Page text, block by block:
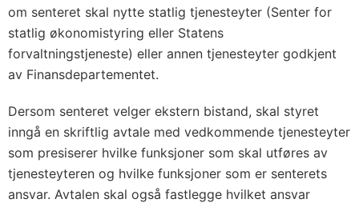
om senteret skal nytte statlig tjenesteyter (Senter for
statlig økonomistyring eller Statens
forvaltningstjeneste) eller annen tjenesteyter godkjent
av Finansdepartementet.
Dersom senteret velger ekstern bistand, skal styret
inngå en skriftlig avtale med vedkommende tjenesteyter
som presiserer hvilke funksjoner som skal utføres av
tjenesteyteren og hvilke funksjoner som er senterets
ansvar. Avtalen skal også fastlegge hvilket ansvar